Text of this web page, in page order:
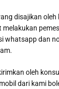
disajikan
whatsapp dan
oleh
dari kami